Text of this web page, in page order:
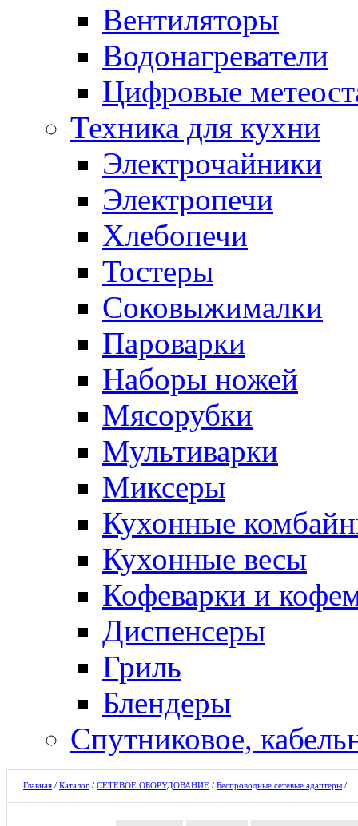
Вентиляторы
Водонагреватели
Цифровые
Техника для кухни
Электрочайники
Электропечи
Хлебопечи
Тостеры
Соковыжималки
Пароварки
Наборы ножей
Мясорубки
Мультиварки
Миксеры
Кухонные
Кухонные весы
Кофеварки и
Диспенсеры
Гриль
Блендеры
Спутниковое,
Главная / Каталог / СЕТЕВОЕ ОБОРУДОВАНИЕ / Беспроводные сетевые адаптеры /